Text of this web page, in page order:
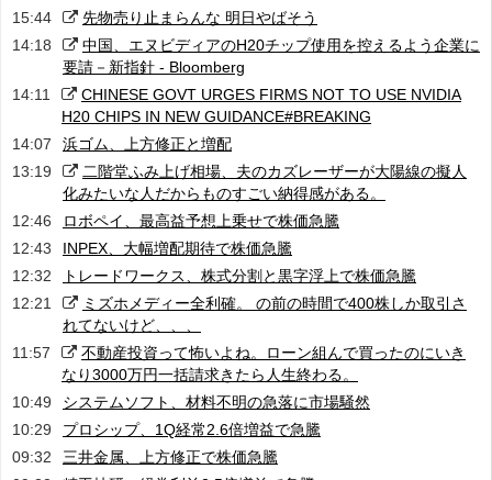
15:44
先物売り止まらんな 明日やばそう
14:18
中国、エヌビディアのH20チップ使用を控えるよう企業に
要請－新指針 - Bloomberg
14:11
CHINESE GOVT URGES FIRMS NOT TO USE NVIDIA
H20 CHIPS IN NEW GUIDANCE#BREAKING
14:07
浜ゴム、上方修正と増配
13:19
二階堂ふみ上げ相場、夫のカズレーザーが大陽線の擬人
化みたいな人だからものすごい納得感がある。
12:46
ロボペイ、最高益予想上乗せで株価急騰
12:43
INPEX、大幅増配期待で株価急騰
12:32
トレードワークス、株式分割と黒字浮上で株価急騰
12:21
ミズホメディー全利確。 の前の時間で400株しか取引さ
れてないけど、、、
11:57
不動産投資って怖いよね。ローン組んで買ったのにいき
なり3000万円一括請求きたら人生終わる。
10:49
システムソフト、材料不明の急落に市場騒然
10:29
プロシップ、1Q経常2.6倍増益で急騰
09:32
三井金属、上方修正で株価急騰